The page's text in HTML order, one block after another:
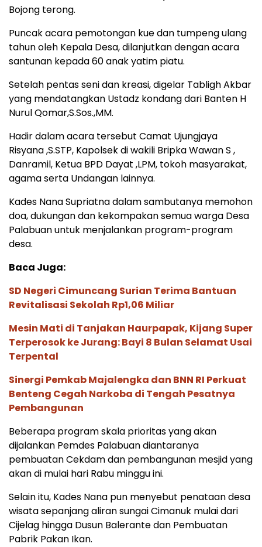
Bojong terong.
Puncak acara pemotongan kue dan tumpeng ulang
tahun oleh Kepala Desa, dilanjutkan dengan acara
santunan kepada 60 anak yatim piatu.
Setelah pentas seni dan kreasi, digelar Tabligh Akbar
yang mendatangkan Ustadz kondang dari Banten H
Nurul Qomar,S.Sos.,MM.
Hadir dalam acara tersebut Camat Ujungjaya
Risyana ,S.STP, Kapolsek di wakili Bripka Wawan S ,
Danramil, Ketua BPD Dayat ,LPM, tokoh masyarakat,
agama serta Undangan lainnya.
Kades Nana Supriatna dalam sambutanya memohon
doa, dukungan dan kekompakan semua warga Desa
Palabuan untuk menjalankan program-program
desa.
Baca Juga:
SD Negeri Cimuncang Surian Terima Bantuan
Revitalisasi Sekolah Rp1,06 Miliar
Mesin Mati di Tanjakan Haurpapak, Kijang Super
Terperosok ke Jurang: Bayi 8 Bulan Selamat Usai
Terpental
Sinergi Pemkab Majalengka dan BNN RI Perkuat
Benteng Cegah Narkoba di Tengah Pesatnya
Pembangunan
Beberapa program skala prioritas yang akan
dijalankan Pemdes Palabuan diantaranya
pembuatan Cekdam dan pembangunan mesjid yang
akan di mulai hari Rabu minggu ini.
Selain itu, Kades Nana pun menyebut penataan desa
wisata sepanjang aliran sungai Cimanuk mulai dari
Cijelag hingga Dusun Balerante dan Pembuatan
Pabrik Pakan Ikan.